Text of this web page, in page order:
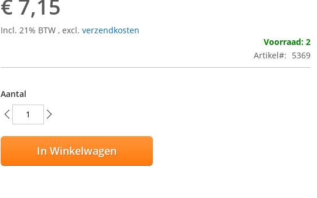
€ 7,15
Incl. 21% BTW, excl.verzendkosten
Voorraad: 2
Artikel
5369
Aantal
In Winkelwagen